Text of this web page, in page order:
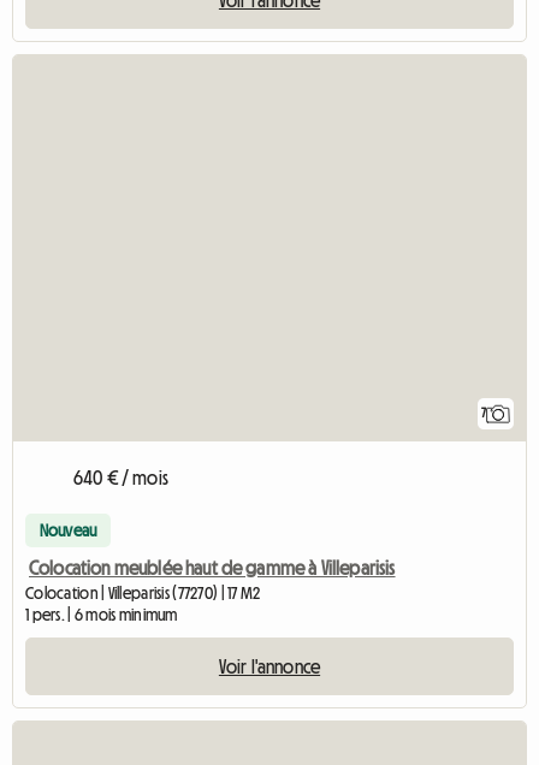
7
640 € / mois
Nouveau
Colocation meublée haut de gamme à Villeparisis
Colocation | Villeparisis (77270) | 17 M2
1 pers. | 6 mois minimum
Voir l'annonce